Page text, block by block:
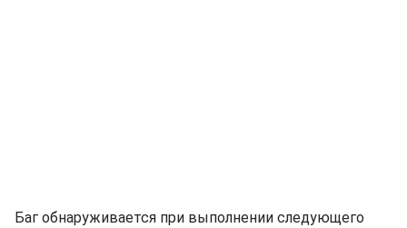
Баг обнаруживается при выполнении следующего